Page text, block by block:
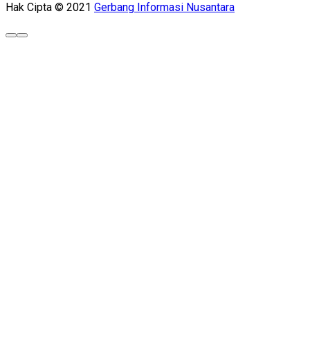
Hak Cipta © 2021 Gerbang Informasi Nusantara